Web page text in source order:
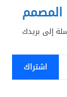
إلى بريدك
اشتراك